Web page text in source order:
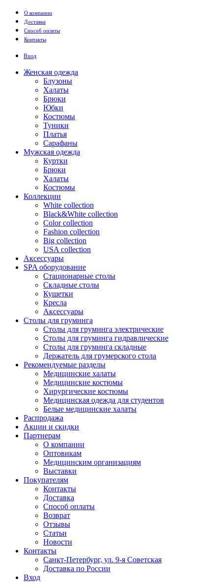
Перейти к основному содержанию
О компании
Доставка
Способ оплаты
Контакты
Вход
Женская одежда
Блузоны
Халаты
Брюки
Юбки
Костюмы
Туники
Платья
Сарафаны
Мужская одежда
Куртки
Брюки
Халаты
Костюмы
Коллекции
White collection
Black&White collection
Color collection
Fashion collection
Big collection
USA collection
Аксессуары
SPA оборудование
Стационарные столы
Складные столы
Кушетки
Кресла
Аксессуары
Столы для груминга
Столы для груминга электрические
Столы для груминга гидравлические
Столы для груминга складные
Держатель для грумерского стола
Рекомендуемые разделы
Медицинские халаты
Медицинские костюмы
Хирургические костюмы
Медицинская одежда для студентов
Белые медицинские халаты
Распродажа
Акции и скидки
Партнерам
О компании
Оптовикам
Медицинским организациям
Выставки
Покупателям
Контакты
Доставка
Способ оплаты
Возврат
Отзывы
Статьи
Новости
Контакты
Санкт-Петербург, ул. 9-я Советская
Доставка по России
Вход